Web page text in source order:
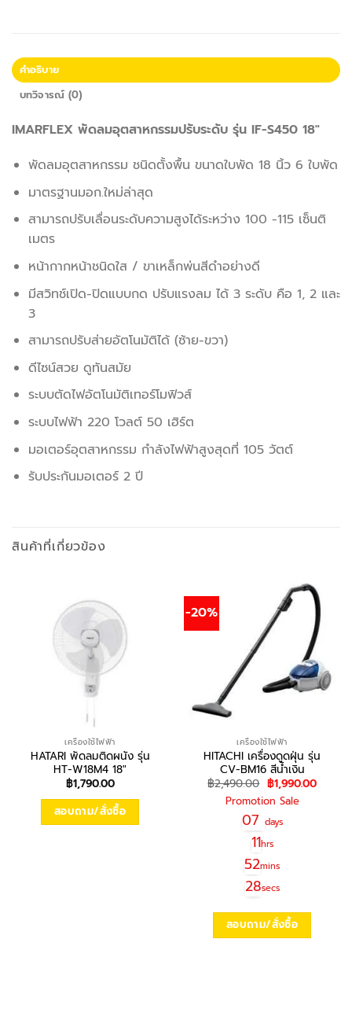
คำอธิบาย
บทวิจารณ์ (0)
IMARFLEX พัดลมอุตสาหกรรมปรับระดับ รุ่น IF-S450 18″
พัดลมอุตสาหกรรม ชนิดตั้งพื้น ขนาดใบพัด 18 นิ้ว 6 ใบพัด
มาตรฐานมอก.ใหม่ล่าสุด
สามารถปรับเลื่อนระดับความสูงได้ระหว่าง 100 -115 เซ็นติ
เมตร
หน้ากากหน้าชนิดใส / ขาเหล็กพ่นสีดำอย่างดี
มีสวิทช์เปิด-ปิดแบบกด ปรับแรงลม ได้ 3 ระดับ คือ 1, 2 และ
3
สามารถปรับส่ายอัตโนมัติได้ (ซ้าย-ขวา)
ดีไซน์สวย ดูทันสมัย
ระบบตัดไฟอัตโนมัติเทอร์โมฟิวส์
ระบบไฟฟ้า 220 โวลต์ 50 เฮิร์ต
มอเตอร์อุตสาหกรรม กำลังไฟฟ้าสูงสุดที่ 105 วัตต์
รับประกันมอเตอร์ 2 ปี
สินค้าที่เกี่ยวข้อง
เครื่องใช้ไฟฟ้า
HATARI พัดลมติดผนัง รุ่น
HT-W18M4 18″
฿1,790.00
สอบถาม/สั่งซื้อ
-20%
เครื่องใช้ไฟฟ้า
HITACHI เครื่องดูดฝุ่น รุ่น
CV-BM16 สีน้ำเงิน
฿2,490.00 Original
price
was:
฿1,990.00
Promotion Sale
07 days
11hrs
52mins
28secs
สอบถาม/สั่งซื้อ